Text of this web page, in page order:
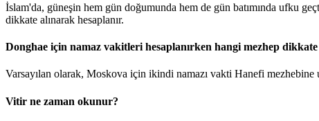
İslam'da, güneşin hem gün doğumunda hem de gün batımında ufku
dikkate alınarak hesaplanır.
Donghae için namaz vakitleri hesaplanırken hangi mezhep dikkate
Varsayılan olarak, Moskova için ikindi namazı vakti Hanefi
Vitir ne zaman okunur?